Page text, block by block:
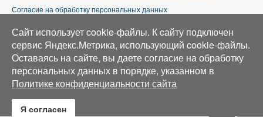
Согласие на обработку персональных данных
Аэросъемка в Орле»
Сайт использует cookie-файлы. К cайту подключен
сервис Яндекс.Метрика, использующий cookie-файлы.
Оставаясь на сайте, вы даете согласие на обработку
персональных данных в порядке, указанном в
Политике конфиденциальности сайта
Я согласен